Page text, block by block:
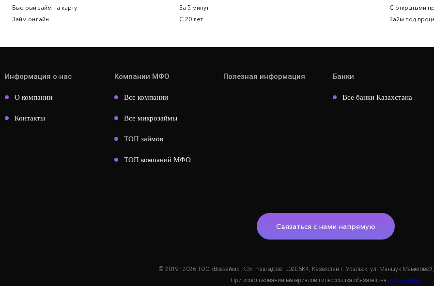
Быстрый займ на карту
Займ онлайн
За 5 минут
С 20 лет
С открытыми
Займ под
Информация о нас
О компании
Контакты
Компании МФО
Все компании
Все микрозаймы
ТОП займов
ТОП компаний МФО
Полезная информация Банки
Все банки Казахстана
Связаться с нами напрямую
© 2019–2026 ТОО «Всезаймы.КЗ». Наш адрес: L02E6K4, Казахстан г. Уральск, ул. Маншук
При использовании материалов гиперссылка обязательна. Карта сайта